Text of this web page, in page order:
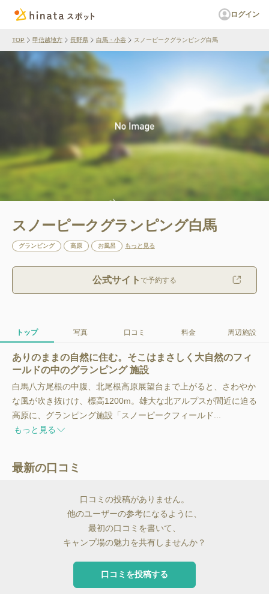
ログイン
TOP 甲信越地方 長野県 白馬・小谷 スノーピークグランピング白馬
スノーピークグランピング白馬
グランピング 高原 お風呂 もっと見る
公式サイト で予約する
トップ 写真 口コミ 料金 周辺施設
ありのままの自然に住む。そこはまさしく大自然のフィ
ールドの中のグランピング 施設
白馬八方尾根の中腹、北尾根高原展望台まで上がると、さわやか
な風が吹き抜けけ、標高1200m。雄大な北アルプスが間近に迫る
高原に、グランピング施設「スノーピークフィールド...
もっと見る
最新の口コミ
口コミの投稿がありません。
他のユーザーの参考になるように、
最初の口コミを書いて、
キャンプ場の魅力を共有しませんか？
口コミを投稿する